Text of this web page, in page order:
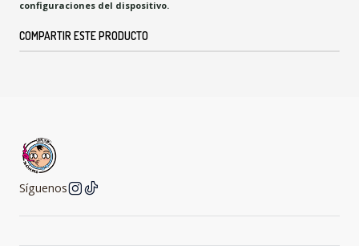
configuraciones del dispositivo.
COMPARTIR ESTE PRODUCTO
Síguenos